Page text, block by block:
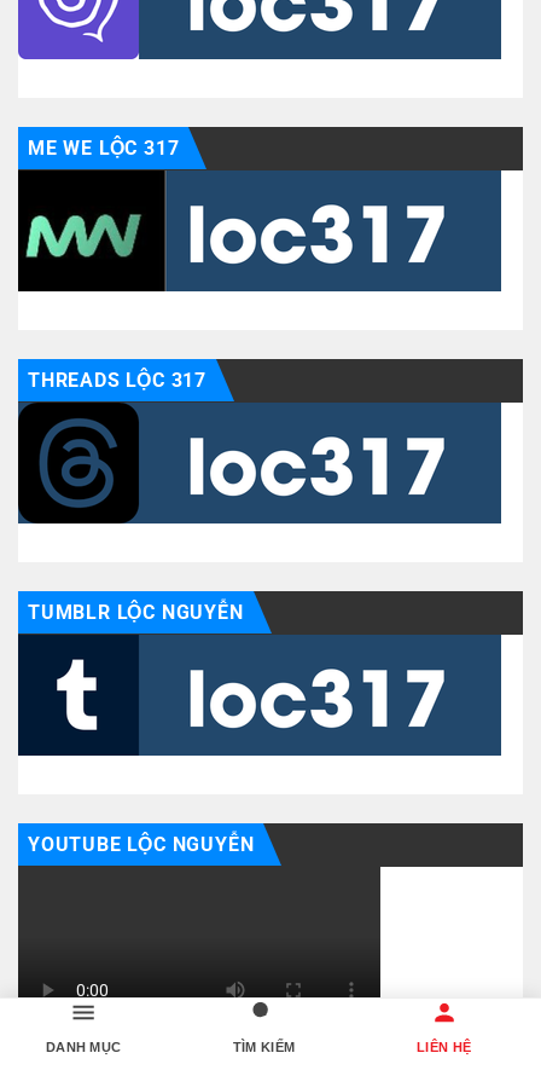
ME WE LỘC 317
THREADS LỘC 317
TUMBLR LỘC NGUYỄN
YOUTUBE LỘC NGUYỄN
DANH MỤC TÌM KIẾM LIÊN HỆ